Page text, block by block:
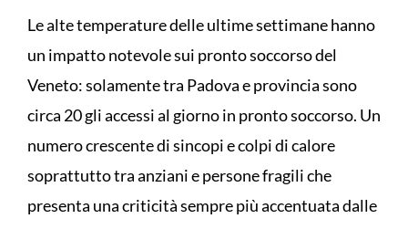
Le alte temperature delle ultime settimane hanno
un impatto notevole sui pronto soccorso del
Veneto: solamente tra Padova e provincia sono
circa 20 gli accessi al giorno in pronto soccorso. Un
numero crescente di sincopi e colpi di calore
soprattutto tra anziani e persone fragili che
presenta una criticità sempre più accentuata dalle